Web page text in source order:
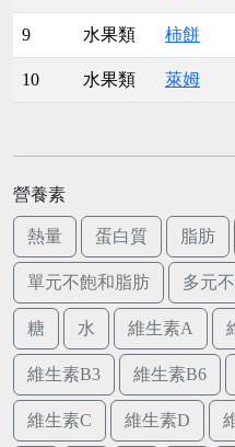
9 水果類 柿餅
10 水果類 萊姆
營養素
熱量 蛋白質 脂肪
單元不飽和脂肪 多元
糖 水 維生素A
維生素B3 維生素B6
維生素C 維生素D